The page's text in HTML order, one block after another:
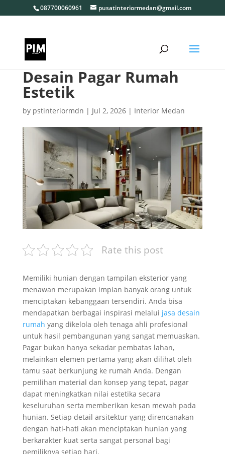
087700060961 pusatinteriormedan@gmail.com
Desain Pagar Rumah
Estetik
by pstinteriormdn | Jul 2, 2026| Interior Medan
Rate this post
Memiliki hunian dengan tampilan eksterior yang
menawan merupakan impian banyak orang untuk
menciptakan kebanggaan tersendiri. Anda bisa
mendapatkan berbagai inspirasi melalui jasa desain
rumah yang dikelola oleh tenaga ahli profesional
untuk hasil pembangunan yang sangat memuaskan.
Pagar bukan hanya sekadar pembatas lahan,
melainkan elemen pertama yang akan dilihat oleh
tamu saat berkunjung ke rumah Anda. Dengan
pemilihan material dan konsep yang tepat, pagar
dapat meningkatkan nilai estetika secara
keseluruhan serta memberikan kesan mewah pada
hunian. Setiap detail arsitektur yang direncanakan
dengan hati-hati akan menciptakan hunian yang
berkarakter kuat serta sangat personal bagi
pemiliknya setiap hari.